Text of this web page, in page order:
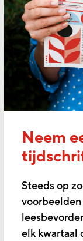
Neem
Steeds op
elk kwartaal